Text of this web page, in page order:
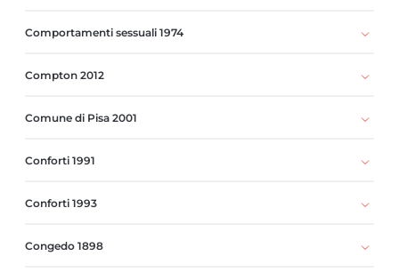
Comportamenti sessuali 1974
Compton 2012
Comune di Pisa 2001
Conforti 1991
Conforti 1993
Congedo 1898